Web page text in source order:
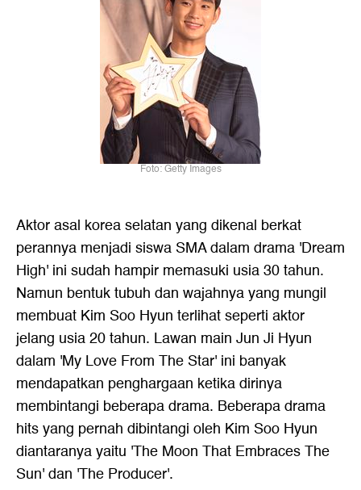
Foto: Getty Images
Aktor asal korea selatan yang dikenal berkat
perannya menjadi siswa SMA dalam drama 'Dream
High' ini sudah hampir memasuki usia 30 tahun.
Namun bentuk tubuh dan wajahnya yang mungil
membuat Kim Soo Hyun terlihat seperti aktor
jelang usia 20 tahun. Lawan main Jun Ji Hyun
dalam 'My Love From The Star' ini banyak
mendapatkan penghargaan ketika dirinya
membintangi beberapa drama. Beberapa drama
hits yang pernah dibintangi oleh Kim Soo Hyun
diantaranya yaitu 'The Moon That Embraces The
Sun' dan 'The Producer'.